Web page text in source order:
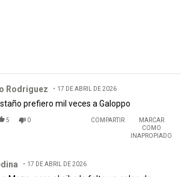
Rodriguez 17 DE ABRIL DE 2026
prefiero mil veces a Galoppo
5 0 COMPARTIR
MARCAR
COMO
INAPROPIADO
17 DE ABRIL DE 2026